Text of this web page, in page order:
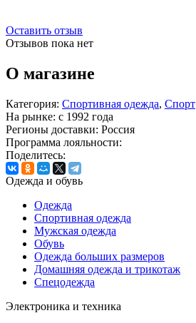
Оставить отзыв
Отзывов пока нет
О магазине
Категория: Спортивная одежда, Спорт
На рынке: c 1992 года
Регионы доставки: Россия
Программа лояльности:
Поделитесь:
Одежда и обувь
Одежда
Спортивная одежда
Мужская одежда
Обувь
Одежда больших размеров
Домашняя одежда и трикотаж
Спецодежда
Электроника и техника